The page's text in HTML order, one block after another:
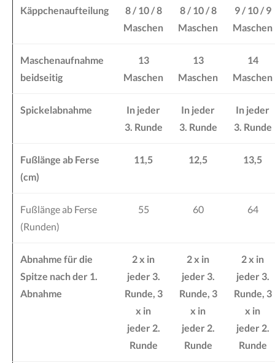
Käppchenaufteilung
8 / 10 / 8
Maschen
8 / 10 / 8
Maschen
9 / 10 / 9
Maschen
Maschenaufnahme
beidseitig
13
Maschen
13
Maschen
14
Maschen
Spickelabnahme
In jeder
3. Runde
In jeder
3. Runde
In jeder
3. Runde
Fußlänge ab Ferse
(cm)
11,5 12,5 13,5
Fußlänge ab Ferse
(Runden)
55 60 64
Abnahme für die
Spitze nach der 1.
Abnahme
2 x in
jeder 3.
Runde, 3
x in
jeder 2.
Runde
2 x in
jeder 3.
Runde, 3
x in
jeder 2.
Runde
2 x in
jeder 3.
Runde, 3
x in
jeder 2.
Runde